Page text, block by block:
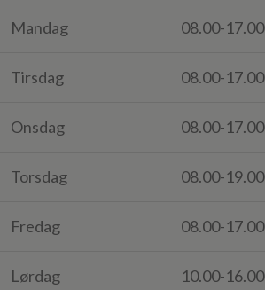
Mandag 08.00-17.00
Tirsdag 08.00-17.00
Onsdag 08.00-17.00
Torsdag 08.00-19.00
Fredag 08.00-17.00
Lørdag 10.00-16.00